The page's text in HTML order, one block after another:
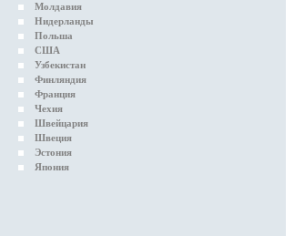
Молдавия
Нидерланды
Польша
США
Узбекистан
Финляндия
Франция
Чехия
Швейцария
Швеция
Эстония
Япония